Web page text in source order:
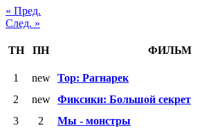
« Пред.
След. »
ТН ПН ФИЛЬМ
1
new Тор: Рагнарек
2
new Фиксики: Большой секрет
3
2 Мы - монстры